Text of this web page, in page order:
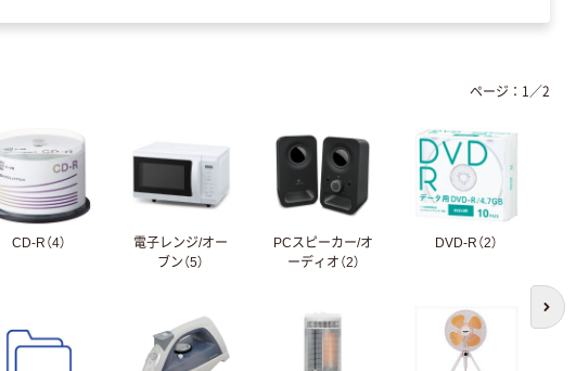
CD-R（4）
電子レンジ/オー
ブン（5）
PCスピーカー/オ
ーディオ（2）
DVD-R（2）
ページ： 1／2
次